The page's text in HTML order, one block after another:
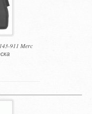
911 Merc